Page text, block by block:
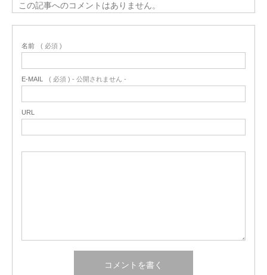
この記事へのコメントはありません。
名前 ( 必須 )
E-MAIL ( 必須 ) - 公開されません -
URL